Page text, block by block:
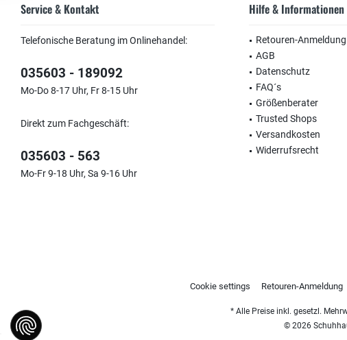
Service & Kontakt
Telefonische Beratung im Onlinehandel:
035603 - 189092
Mo-Do 8-17 Uhr, Fr 8-15 Uhr
Direkt zum Fachgeschäft:
035603 - 563
Mo-Fr 9-18 Uhr, Sa 9-16 Uhr
Hilfe & Informationen
Retouren-Anmeldung
AGB
Datenschutz
FAQ´s
Größenberater
Trusted Shops
Versandkosten
Widerrufsrecht
Cookie settings Retouren-Anmeldung
* Alle Preise inkl. gesetzl.
© 2026